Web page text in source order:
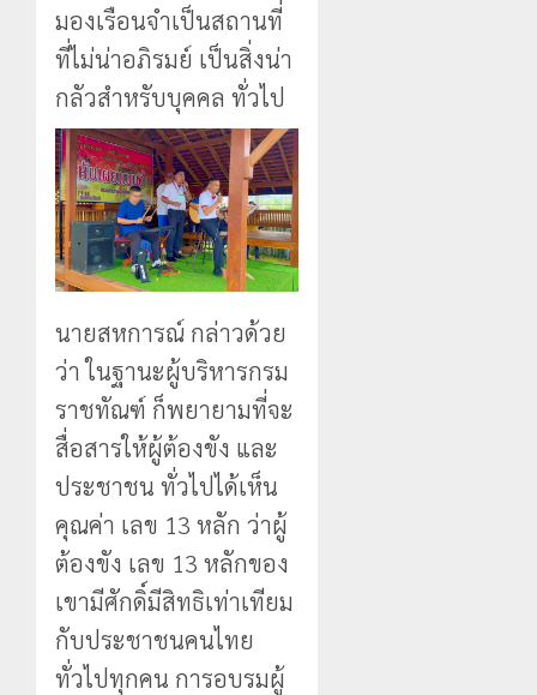
มองเรือนจำเป็นสถานที่
ที่ไม่น่าอภิรมย์ เป็นสิ่งน่า
กลัวสำหรับบุคคล ทั่วไป
นายสหการณ์ กล่าวด้วย
ว่า ในฐานะผู้บริหารกรม
ราชทัณฑ์ ก็พยายามที่จะ
สื่อสารให้ผู้ต้องขัง และ
ประชาชน ทั่วไปได้เห็น
คุณค่า เลข 13 หลัก ว่าผู้
ต้องขัง เลข 13 หลักของ
เขามีศักดิ์มีสิทธิเท่าเทียม
กับประชาชนคนไทย
ทั่วไปทุกคน การอบรมผู้